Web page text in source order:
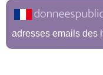
adresses emails des